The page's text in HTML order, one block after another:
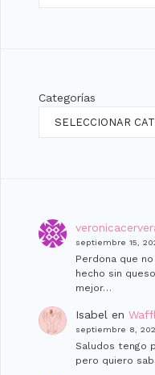
Categorías
septiembre 15,
Perdona que
hecho sin
mejor…
Isabel en
septiembre 8,
Saludos tengo
pero quiero